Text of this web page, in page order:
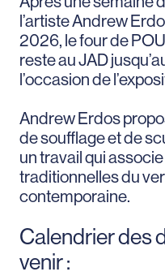
l’artiste Andrew
2026, le four de
reste au JAD
l’occasion de
Andrew Erdos
de soufflage et de
un travail qui
traditionnelles du
contemporaine.
Calendrier des
venir :